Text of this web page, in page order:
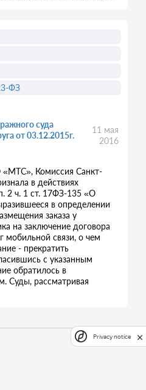
суда
от 03.12.2015г.
11 мая
2016
Комиссия Санкт-
в действиях
2 ч. 1 ст. 17ФЗ-135 «О
в определении
заказа у
на заключение договора
мобильной связи, о чем
- прекратить
с указанным
обратилось в
Суды, рассматривая
ФЗ
Privacy notice